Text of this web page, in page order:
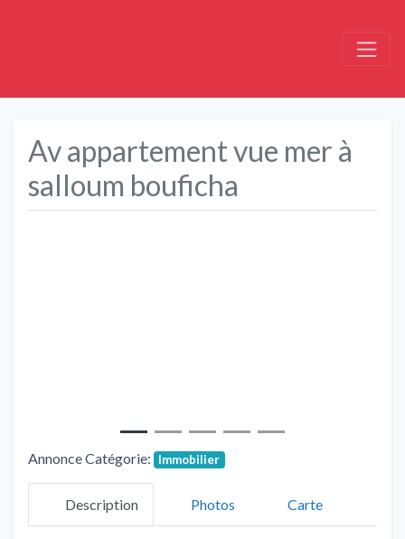
Av appartement vue mer à
salloum bouficha
Annonce Catégorie: Immobilier
Description Photos Carte